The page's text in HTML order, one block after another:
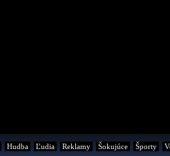
Hudba Ľudia Reklamy Šokujúce Športy